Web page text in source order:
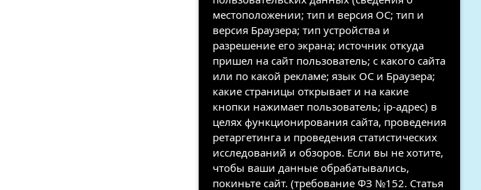
27 марта 2024
20 марта 2024 выезд в с. Майя
Мегино- Кангаласского района
для обмена опытом
Свежие
комментарии
Нет комментариев для
просмотра.
местоположении; тип и версия ОС; тип и
версия Браузера; тип устройства и
разрешение его экрана; источник откуда
пришел на сайт пользователь; с какого сайта
или по какой рекламе; язык ОС и Браузера;
какие страницы открывает и на какие
кнопки нажимает пользователь; ip-адрес) в
целях функционирования сайта, проведения
ретаргетинга и проведения статистических
исследований и обзоров. Если вы не хотите,
чтобы ваши данные обрабатывались,
покиньте сайт. (требование ФЗ №152. Статья